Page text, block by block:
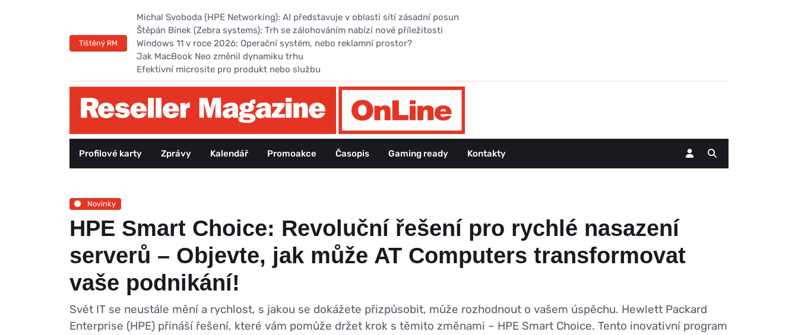
Tištěný RM
Michal Svoboda (HPE Networking): AI představuje v oblasti sítí zásadní posun
Štěpán Bínek (Zebra systems): Trh se zálohováním nabízí nové příležitosti
Windows 11 v roce 2026: Operační systém, nebo reklamní prostor?
Jak MacBook Neo změnil dynamiku trhu
Efektivní microsite pro produkt nebo službu
Profilové karty Zprávy Kalendář Promoakce Časopis Gaming ready Kontakty
Novinky
HPE Smart Choice: Revoluční řešení pro rychlé nasazení
serverů – Objevte, jak může AT Computers transformovat
vaše podnikání!
Svět IT se neustále mění a rychlost, s jakou se dokážete přizpůsobit, může rozhodnout o vašem úspěchu. Hewlett Packard
Enterprise (HPE) přináší řešení, které vám pomůže držet krok s těmito změnami – HPE Smart Choice. Tento inovativní program